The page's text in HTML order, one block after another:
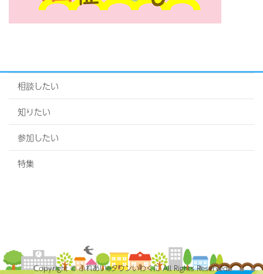
相談したい
知りたい
参加したい
特集
Copyright © ふれあいeタウンいわくに All Rights Reserved.